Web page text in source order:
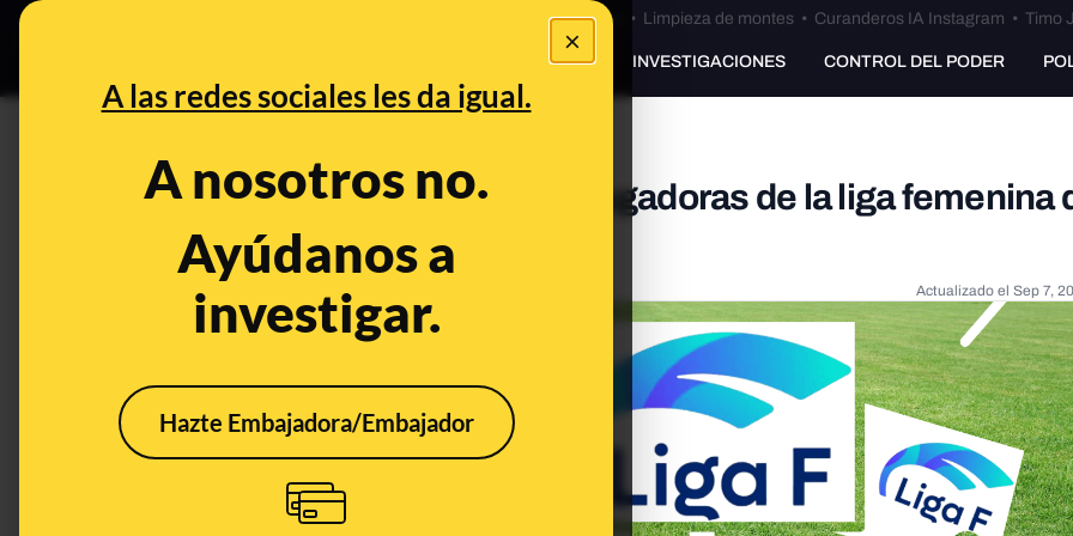
×
A las redes sociales les da igual.
A nosotros no.
Ayúdanos a
investigar.
Hazte Embajadora/Embajador
Bulos Ceuta • Limpieza de montes• Curanderos IA Instagram • Timo
PREBUNKING INVESTIGACIONES CONTROL DEL PODER
La convocatoria de huelga de las jugadoras de la liga femenina
fútbol: preguntas y respuestas
Sep 1, 2023, 5:57:18 PM Actualizado el Sep 7,